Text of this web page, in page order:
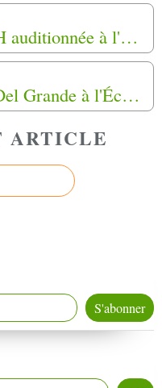
La Présidente de la CNIH auditionnée à l'Assemblée nationale pour la PPL Indochinois
Mercredi 25 juin, Marc Del Grande à l'École militaire quant à l'indemnisation et la transmission de la mémoire des Harkis
ARTICLE